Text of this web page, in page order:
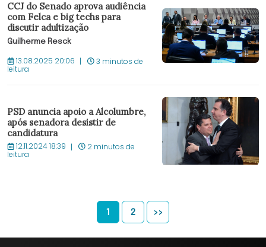
CCJ do Senado aprova audiência
com Felca e big techs para
discutir adultização
Guilherme Resck
13.08.2025 20:06 3 minutos de
leitura
PSD anuncia apoio a Alcolumbre,
após senadora desistir de
candidatura
12.11.2024 18:39 2 minutos de
leitura
1 2 >>